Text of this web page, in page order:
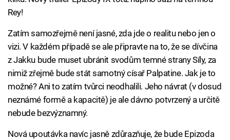
Rey!
Zatím samozřejmě není jasné, zda jde o realitu nebo jen o
vizi. V každém případě se ale připravte na to, že se dívčina
z Jakku bude muset ubránit svodům temné strany Síly, za
nimiž zřejmě bude stát samotný císař Palpatine. Jak je to
možné? Ani to zatím tvůrci neodhalili. Jeho návrat (v dosud
neznámé formě a kapacitě) je ale dávno potvrzený a určitě
nebude bezvýznamný.
Nová upoutávka navíc jasně zdůrazňuje, že bude Epizoda